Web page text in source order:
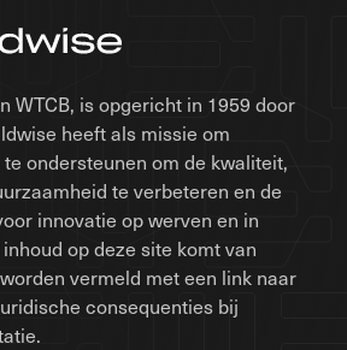
WTCB, is opgericht in 1959 door
heeft als missie om
ondersteunen om de kwaliteit,
te verbeteren en de
innovatie op werven en in
op deze site komt van
vermeld met een link naar
consequenties bij